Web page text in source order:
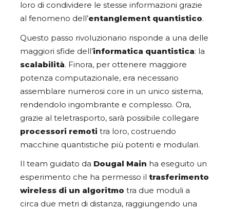
loro di condividere le stesse informazioni grazie
al fenomeno dell’entanglement quantistico.
Questo passo rivoluzionario risponde a una delle
maggiori sfide dell’informatica quantistica: la
scalabilità. Finora, per ottenere maggiore
potenza computazionale, era necessario
assemblare numerosi core in un unico sistema,
rendendolo ingombrante e complesso. Ora,
grazie al teletrasporto, sarà possibile collegare
processori remoti tra loro, costruendo
macchine quantistiche più potenti e modulari.
Il team guidato da Dougal Main ha eseguito un
esperimento che ha permesso il trasferimento
wireless di un algoritmo tra due moduli a
circa due metri di distanza, raggiungendo una